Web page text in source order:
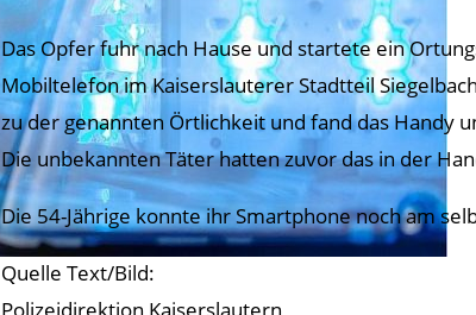
Das Opfer fuhr nach Hause und startete ein
Mobiltelefon im Kaiserslauterer Stadtteil
zu der genannten Örtlichkeit und fand das Handy
Die unbekannten Täter hatten zuvor das in der
Die 54-Jährige konnte ihr Smartphone noch am
Quelle Text/Bild: